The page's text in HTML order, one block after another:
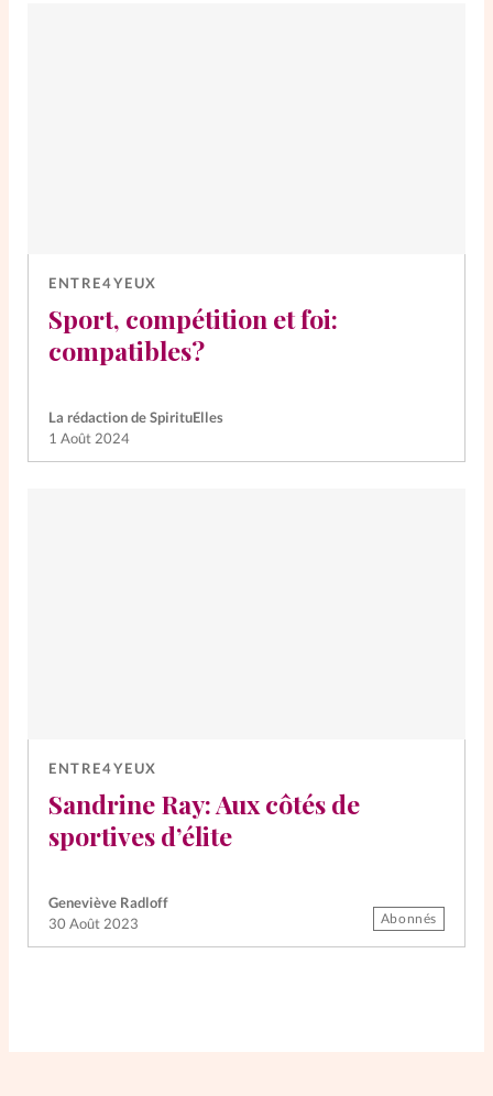
ENTRE4YEUX
Sport, compétition et foi:
compatibles?
La rédaction de SpirituElles
1 Août 2024
ENTRE4YEUX
Sandrine Ray: Aux côtés de
sportives d’élite
Geneviève Radloff
30 Août 2023
Abonnés